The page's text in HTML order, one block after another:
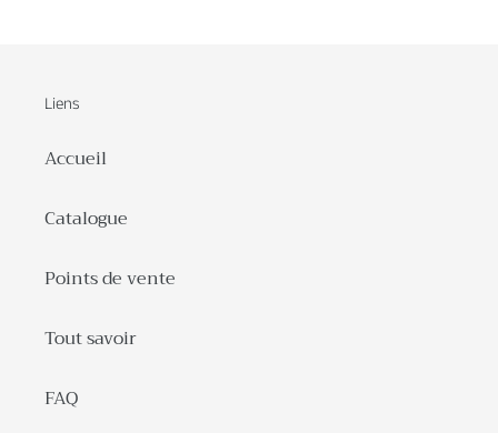
Liens
Accueil
Catalogue
Points de vente
Tout savoir
FAQ